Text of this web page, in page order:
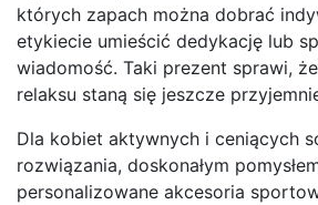
których zapach można dobrać
etykiecie umieścić dedykację lub
wiadomość. Taki prezent sprawi,
relaksu staną się jeszcze
Dla kobiet aktywnych i ceniących
rozwiązania, doskonałym
personalizowane akcesoria